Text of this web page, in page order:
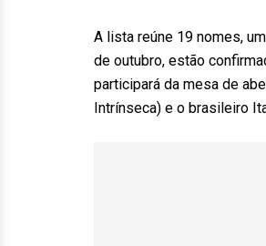
A lista reúne 19 nomes,
de outubro, estão
participará da mesa de
Intrínseca) e o brasileiro